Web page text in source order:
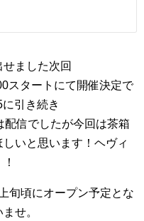
ました次回
スタートにて開催決定で
引き続き
信でしたが今回は茶箱
いと思います！ヘヴィ
旬頃にオープン予定とな
せ。